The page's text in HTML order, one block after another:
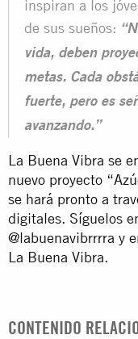
inspiran a los
de sus sueños:
vida, deben
metas. Cada
fuerte, pero es
avanzando.”
La Buena Vibra se
nuevo proyecto
se hará pronto a
digitales. Síguelos
@labuenavibrrrra y
La Buena Vibra.
CONTENIDO